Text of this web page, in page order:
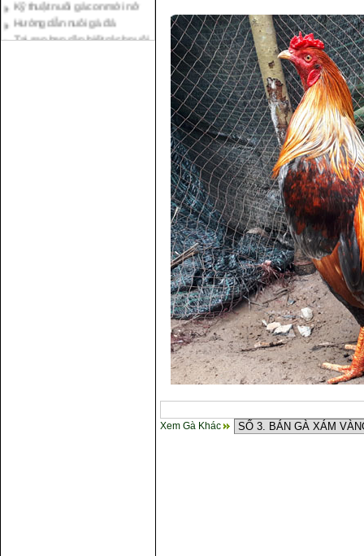
Hướng dẫn nuôi gà đá
Tại sao bạn cần biết cách nuôi
gà chọi ?
Xem Gà Khác